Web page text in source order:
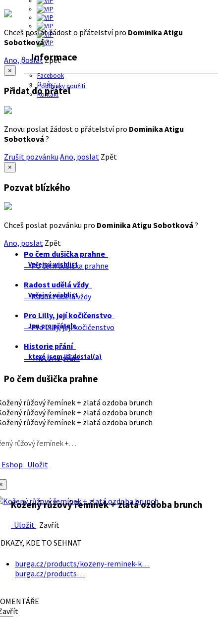
Informace
Facebook
O nás
Podmínky použití
Kontakt
Chceš poslat žádost o přátelství pro Dominika Atigu
Sobotková?
Ano, poslatZpět
×
Přidat do přátel
Znovu poslat žádost o přátelství pro Dominika Atigu
Sobotková ?
Zrušit pozvánku Ano, poslat Zpět
×
Pozvat blízkého
Chceš poslat pozvánku pro Dominika Atigu Sobotková ?
Ano, poslat Zpět
Po čem dušička prahne
Veřejný wishlist
Po čem dušička prahne
Radost udělá vždy
Veřejný wishlist
Radost udělá vždy
Pro Lilly, její kočičenstvo
Jen pro přátele
Pro Lilly, její kočičenstvo
Historie přání
které jsem již dostal(a)
Historie přání
Po čem dušička prahne
růžový řemínek +…
Uložit
Kožený růžový řemínek + zlatá ozdoba brunch
Uložit Zavřít
KDE TO SEHNAT
burga.cz/products/kozeny-reminek-k…
burga.cz/products…